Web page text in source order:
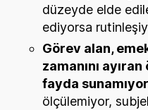
düzeyde elde
ediyorsa
Görev alan,
zamanını
fayda sunamıyor
ölçülemiyor,